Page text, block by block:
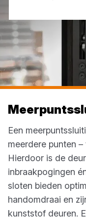
Een
meerdere punten
Hierdoor is de
inbraakpogingen
sloten bieden
handomdraai en
kunststof deuren.